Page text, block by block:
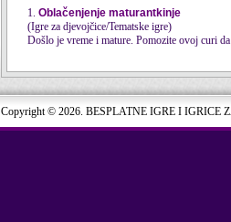
1. Oblačenjenje maturantkinje
(Igre za djevojčice/Tematske igre)
Došlo je vreme i mature. Pomozite ovoj curi
Copyright © 2026. BESPLATNE IGRE I IGRICE